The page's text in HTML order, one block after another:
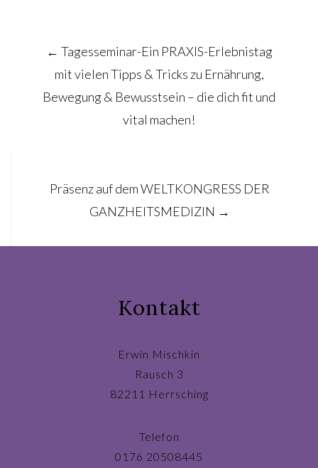
navigation
← Tagesseminar-Ein PRAXIS-Erlebnistag
mit vielen Tipps & Tricks zu Ernährung,
Bewegung & Bewusstsein – die dich fit und
vital machen!
Präsenz auf dem WELTKONGRESS DER
GANZHEITSMEDIZIN →
Kontakt
Erwin Mischkin
Rausch 3
82211 Herrsching
Telefon
0176 20508445